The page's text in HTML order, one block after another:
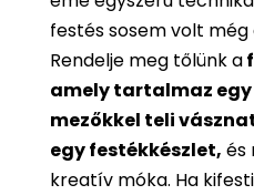
festés sosem volt még
Rendelje meg tőlünk a
amely tartalmaz
mezőkkel teli
egy festékkészlet, és
kreatív móka. Ha